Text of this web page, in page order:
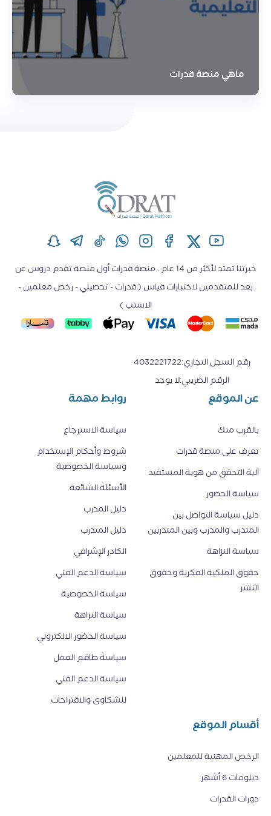
ماهي منصة قدرات
خبرتنا تمتد لأكثر من 14 عام . منصة قدرات أول منصة تقدم دروس عن
بعد للمتقدمين لاختبارات قياس ( قدرات - تحصيلي - رخص معلمين -
الاستب )
رقم السجل التجاري:
4032221722
الرقم الضريبي:لا يوجد
عن الموقع
بالقرب منك
تعرف على منصة قدرات
اَلية التحقق من هوية المستفيد
سياسة الحضور
دليل سياسة التواصل بين
المتدرب والمدرب وبين المتدربين
سياسة النزاهة
حقوق الملكية الفكرية وحقوق
النشر
روابط مهمة
سياسة الاسترجاع
شروط وأحكام الإستخدام
وسياسة الخصوصية
الأسئلة الشائعة
دليل المدرب
دليل المتدرب
الكادر الإشرافي
سياسة الدعم الفني
سياسة الخصوصية
سياسة النزاهة
سياسة الحضور الالكتروني
سياسة طاقم العمل
سياسة الدعم الفني
للشكاوى والاقتراحات
أقسام الموقع
الرخص المهنية للمعلمين
دبلومات 6 أشهر
دورات القدرات